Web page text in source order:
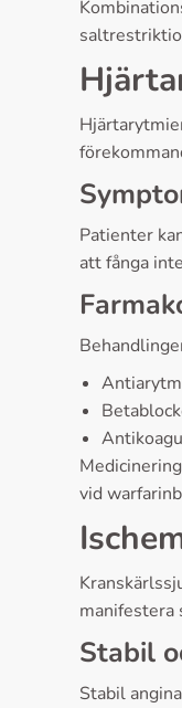
Patienter
att fånga
vid
manifestera
Stabil
Stabil